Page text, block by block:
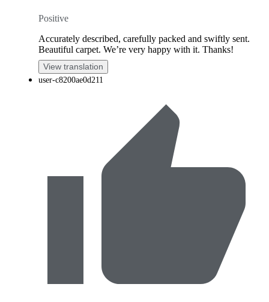
Positive
Accurately described, carefully packed and swiftly sent.
Beautiful carpet. We’re very happy with it. Thanks!
View translation
user-c8200ae0d211